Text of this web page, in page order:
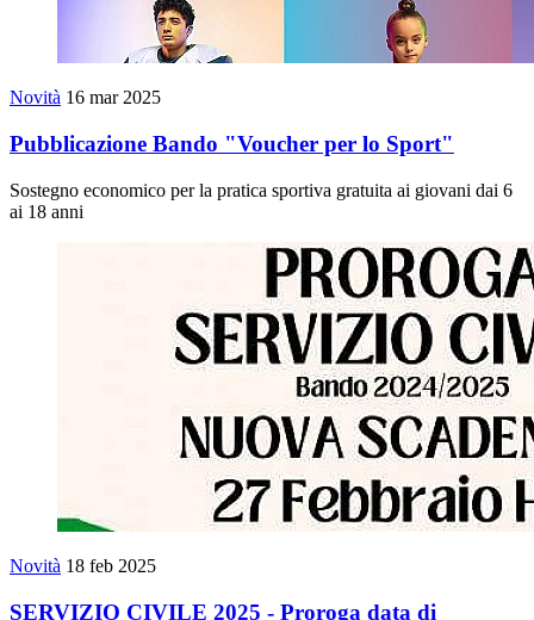
Novità 16 mar 2025
Pubblicazione Bando "Voucher per lo Sport"
Sostegno economico per la pratica sportiva gratuita ai giovani dai 6
ai 18 anni
Novità 18 feb 2025
SERVIZIO CIVILE 2025 - Proroga data di